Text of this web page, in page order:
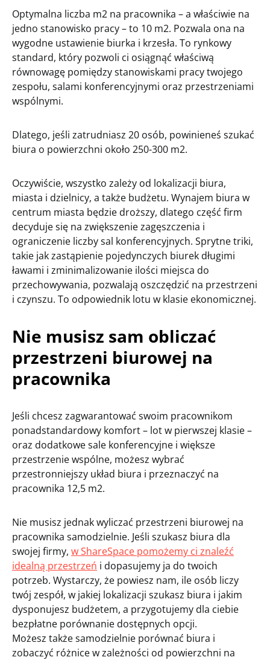
Optymalna liczba m2 na pracownika – a właściwie na
jedno stanowisko pracy – to 10 m2. Pozwala ona na
wygodne ustawienie biurka i krzesła. To rynkowy
standard, który pozwoli ci osiągnąć właściwą
równowagę pomiędzy stanowiskami pracy twojego
zespołu, salami konferencyjnymi oraz przestrzeniami
wspólnymi.
Dlatego, jeśli zatrudniasz 20 osób, powinieneś szukać
biura o powierzchni około 250-300 m2.
Oczywiście, wszystko zależy od lokalizacji biura,
miasta i dzielnicy, a także budżetu. Wynajem biura w
centrum miasta będzie droższy, dlatego część firm
decyduje się na zwiększenie zagęszczenia i
ograniczenie liczby sal konferencyjnych. Sprytne triki,
takie jak zastąpienie pojedynczych biurek długimi
ławami i zminimalizowanie ilości miejsca do
przechowywania, pozwalają oszczędzić na przestrzeni
i czynszu. To odpowiednik lotu w klasie ekonomicznej.
Nie musisz sam obliczać
przestrzeni biurowej na
pracownika
Jeśli chcesz zagwarantować swoim pracownikom
ponadstandardowy komfort – lot w pierwszej klasie –
oraz dodatkowe sale konferencyjne i większe
przestrzenie wspólne, możesz wybrać
przestronniejszy układ biura i przeznaczyć na
pracownika 12,5 m2.
Nie musisz jednak wyliczać przestrzeni biurowej na
pracownika samodzielnie. Jeśli szukasz biura dla
swojej firmy, w ShareSpace pomożemy ci znaleźć
idealną przestrzeń i dopasujemy ja do twoich
potrzeb. Wystarczy, że powiesz nam, ile osób liczy
twój zespół, w jakiej lokalizacji szukasz biura i jakim
dysponujesz budżetem, a przygotujemy dla ciebie
bezpłatne porównanie dostępnych opcji.
Możesz także samodzielnie porównać biura i
zobaczyć różnice w zależności od powierzchni na